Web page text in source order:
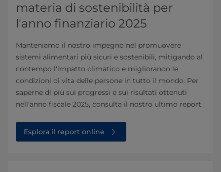
materia di sostenibilità per
l'anno finanziario 2025
Manteniamo il nostro impegno nel promuovere
sistemi alimentari più sicuri e sostenibili, mitigando al
contempo l'impatto climatico e migliorando le
condizioni di vita delle persone in tutto il mondo. Per
saperne di più sui progressi e sui risultati ottenuti
nell'anno fiscale 2025, consulta il nostro ultimo report.
Esplora il report online